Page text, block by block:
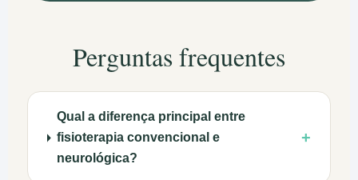
Perguntas frequentes
Qual a diferença principal entre
fisioterapia convencional e
neurológica?
+